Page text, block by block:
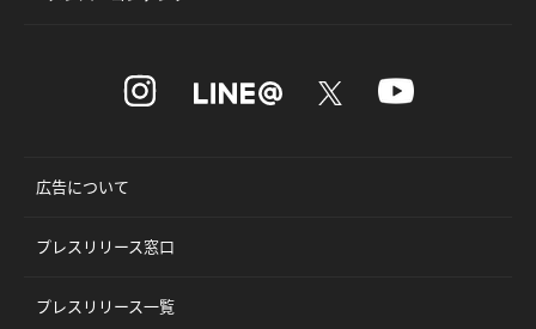
広告について
プレスリリース窓口
プレスリリース一覧